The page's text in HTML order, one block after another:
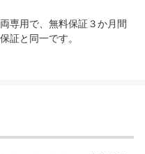
専用で、無料保証３か月間
証と同一です。